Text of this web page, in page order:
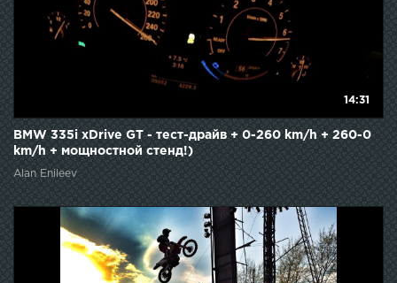
14:31
BMW 335i xDrive GT - тест-драйв + 0-260 km/h + 260-0
km/h + мощностной стенд!)
Alan Enileev